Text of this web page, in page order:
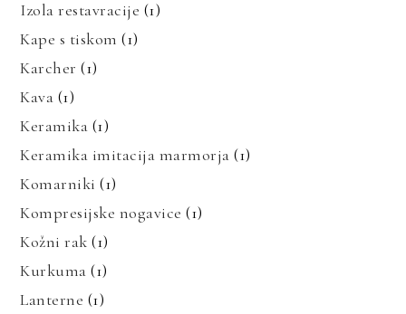
Izola restavracije (1)
Kape s tiskom (1)
Karcher (1)
Kava (1)
Keramika (1)
Keramika imitacija marmorja (1)
Komarniki (1)
Kompresijske nogavice (1)
Kožni rak (1)
Kurkuma (1)
Lanterne (1)